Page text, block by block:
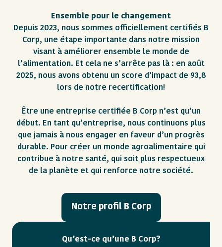
Qu’est-ce qu’une B Corp?
Ensemble pour le changement
Depuis 2023, nous sommes officiellement certifiés B
Corp, une étape importante dans notre mission
visant à améliorer ensemble le monde de
l’alimentation. Et cela ne s’arrête pas là : en août
2025, nous avons obtenu un score d’impact de 93,8
lors de notre recertification!
Être une entreprise certifiée B Corp n’est qu’un
début. En tant qu’entreprise, nous continuons plus
que jamais à nous engager en faveur d’un progrès
durable. Pour créer un monde agroalimentaire qui
contribue à notre santé, qui soit plus respectueux
de la planète et qui renforce notre société.
Notre profil B Corp